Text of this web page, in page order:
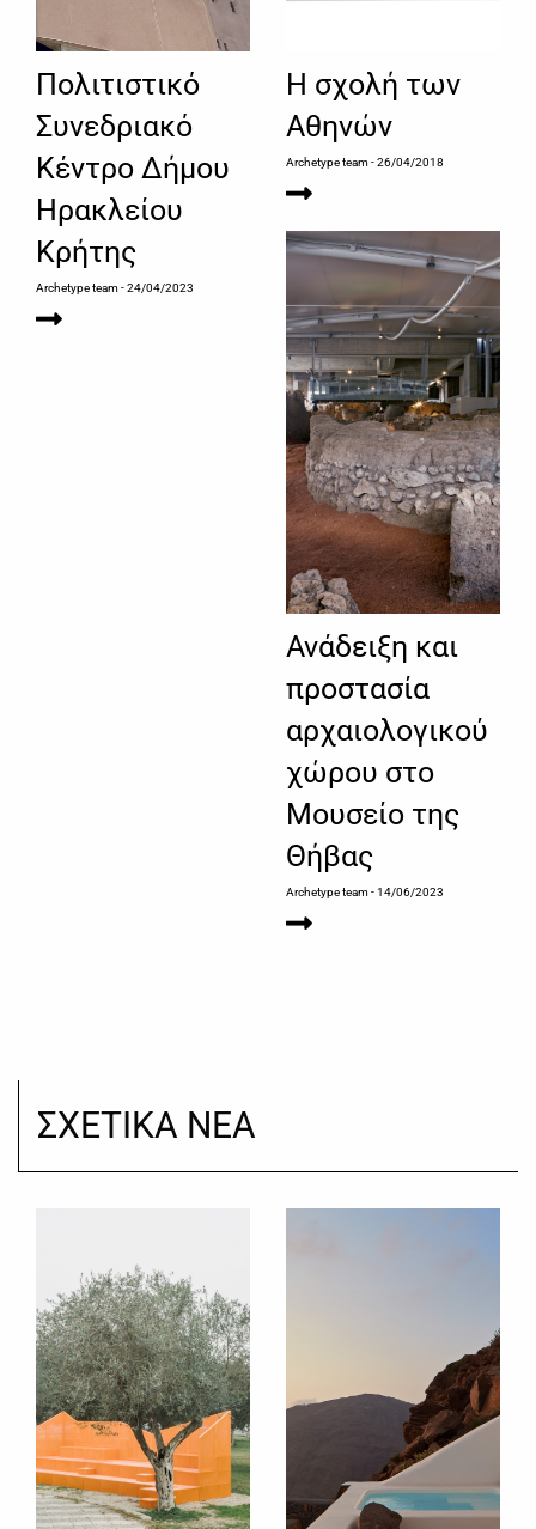
Πολιτιστικό
Συνεδριακό
Κέντρο Δήμου
Ηρακλείου
Κρήτης
Archetype team- 24/04/2023
Η σχολή των
Αθηνών
Archetype team- 26/04/2018
Ανάδειξη και
προστασία
αρχαιολογικού
χώρου στο
Μουσείο της
Θήβας
Archetype team- 14/06/2023
ΣΧΕΤΙΚΑ ΝΕΑ